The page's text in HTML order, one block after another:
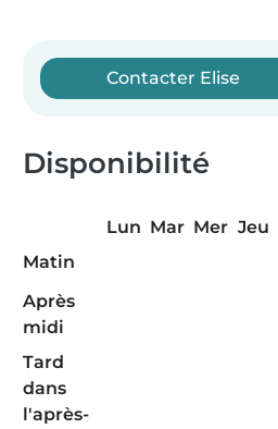
Contacter Elise
Disponibilité
Lun Mar Mer Jeu
Matin
Après
midi
Tard
dans
l'après-